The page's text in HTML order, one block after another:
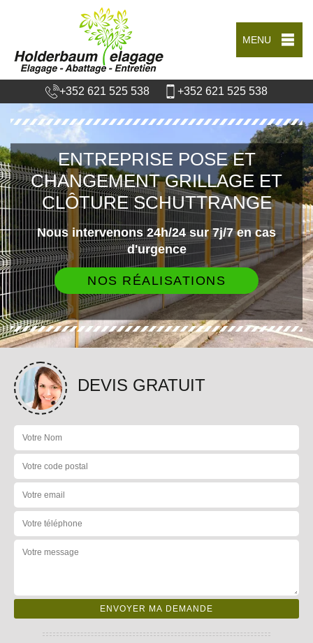
MENU
+352 621 525 538 +352 621 525 538
ENTREPRISE POSE ET
CHANGEMENT GRILLAGE ET
CLÔTURE SCHUTTRANGE
Nous intervenons 24h/24 sur 7j/7 en cas
d'urgence
NOS RÉALISATIONS
DEVIS GRATUIT